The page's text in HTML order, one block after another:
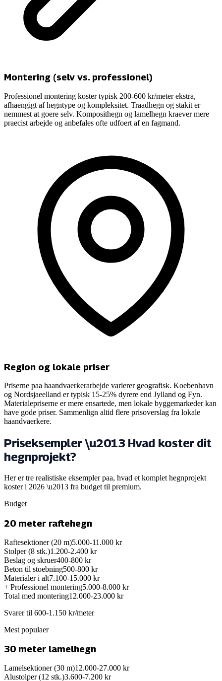
Montering (selv vs. professionel)
Professionel montering koster typisk 200-600 kr/meter ekstra,
afhaengigt af hegntype og kompleksitet. Traadhegn og stakit er
nemmest at goere selv. Komposithegn og lamelhegn kraever mere
praecist arbejde og anbefales ofte udfoert af en fagmand.
Region og lokale priser
Priserne paa haandvaerkerarbejde varierer geografisk. Koebenhavn
og Nordsjaeelland er typisk 15-25% dyrere end Jylland og Fyn.
Materialepriserne er mere ensartede, men lokale byggemarkeder kan
have gode priser. Sammenlign altid flere prisoverslag fra lokale
haandvaerkere.
Priseksempler \u2013 Hvad koster dit
hegnprojekt?
Her er tre realistiske eksempler paa, hvad et komplet hegnprojekt
koster i 2026 \u2013 fra budget til premium.
Budget
20 meter raftehegn
Raftesektioner (20 m)5.000-11.000 kr
Stolper (8 stk.)1.200-2.400 kr
Beslag og skruer400-800 kr
Beton til stoebning500-800 kr
Materialer i alt7.100-15.000 kr
+ Professionel montering5.000-8.000 kr
Total med montering12.000-23.000 kr
Svarer til 600-1.150 kr/meter
Mest populaer
30 meter lamelhegn
Lamelsektioner (30 m)12.000-27.000 kr
Alustolper (12 stk.)3.600-7.200 kr